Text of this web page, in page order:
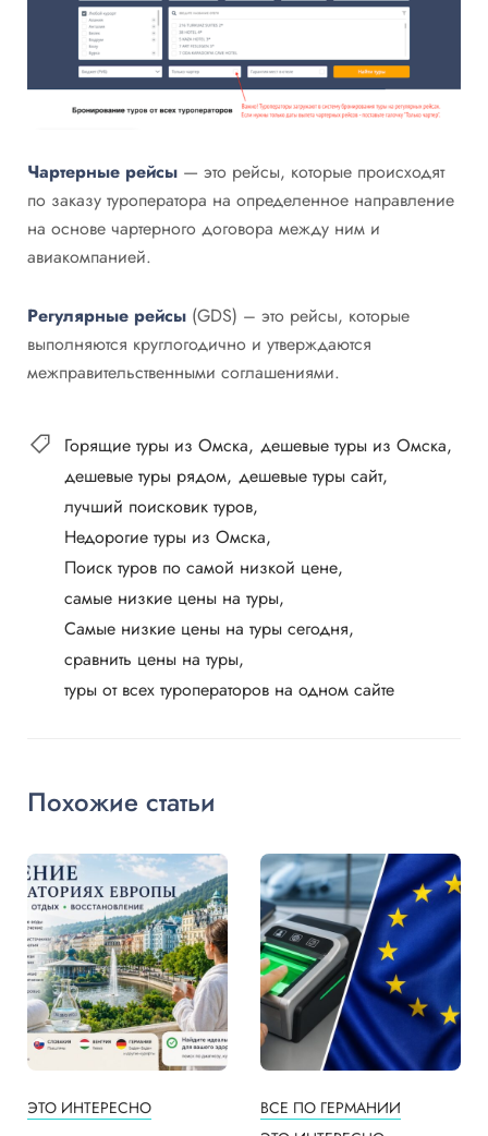
Чартерные рейсы — это рейсы, которые происходят
по заказу туроператора на определенное направление
на основе чартерного договора между ним и
авиакомпанией.
Регулярные рейсы (GDS) – это рейсы, которые
выполняются круглогодично и утверждаются
межправительственными соглашениями.
Горящие туры из Омска дешевые туры из Омска
дешевые туры рядом дешевые туры сайт
лучший поисковик туров
Недорогие туры из Омска
Поиск туров по самой низкой цене
самые низкие цены на туры
Самые низкие цены на туры сегодня
сравнить цены на туры
туры от всех туроператоров на одном сайте
Похожие статьи
ЭТО ИНТЕРЕСНО
ВСЕ ПО ГЕРМАНИИ